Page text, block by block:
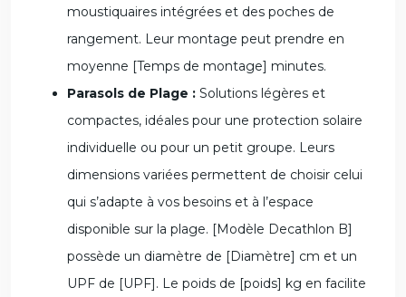
moustiquaires intégrées et des poches de
rangement. Leur montage peut prendre en
moyenne [Temps de montage] minutes.
Parasols de Plage : Solutions légères et
compactes, idéales pour une protection solaire
individuelle ou pour un petit groupe. Leurs
dimensions variées permettent de choisir celui
qui s’adapte à vos besoins et à l’espace
disponible sur la plage. [Modèle Decathlon B]
possède un diamètre de [Diamètre] cm et un
UPF de [UPF]. Le poids de [poids] kg en facilite